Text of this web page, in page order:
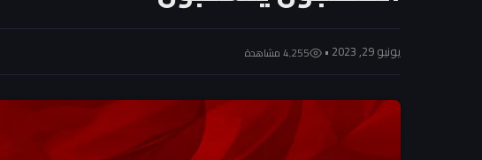
يونيو 29, 2023 • 4٬255 مشاهدة